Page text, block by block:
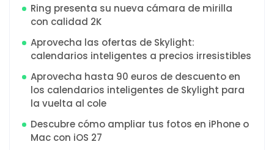
Ring presenta su nueva cámara de mirilla
con calidad 2K
Aprovecha las ofertas de Skylight:
calendarios inteligentes a precios irresistibles
Aprovecha hasta 90 euros de descuento en
los calendarios inteligentes de Skylight para
la vuelta al cole
Descubre cómo ampliar tus fotos en iPhone o
Mac con iOS 27